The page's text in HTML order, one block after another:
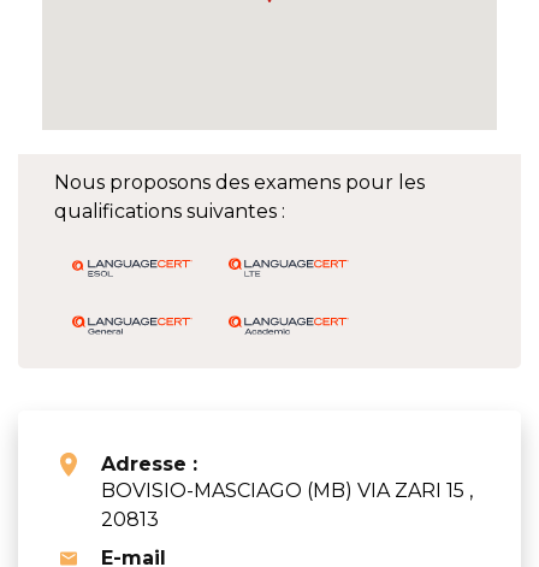
Nous proposons des examens pour les
qualifications suivantes :
Adresse :
BOVISIO-MASCIAGO (MB) VIA ZARI 15 ,
20813
E-mail